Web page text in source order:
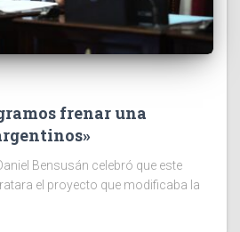
frenar una
Bensusán celebró que este
el proyecto que modificaba la